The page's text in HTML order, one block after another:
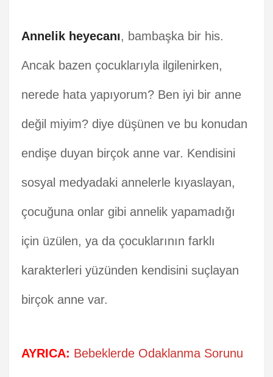
Annelik heyecanı, bambaşka bir his.
Ancak bazen çocuklarıyla ilgilenirken,
nerede hata yapıyorum? Ben iyi bir anne
değil miyim? diye düşünen ve bu konudan
endişe duyan birçok anne var. Kendisini
sosyal medyadaki annelerle kıyaslayan,
çocuğuna onlar gibi annelik yapamadığı
için üzülen, ya da çocuklarının farklı
karakterleri yüzünden kendisini suçlayan
birçok anne var.
AYRICA: Bebeklerde Odaklanma Sorunu